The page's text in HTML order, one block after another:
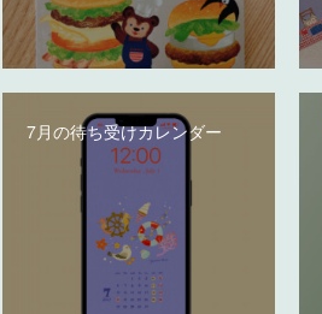
7月の待ち受けカレンダー